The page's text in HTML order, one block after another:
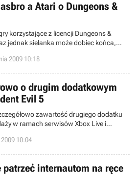
a Atari o Dungeons &
korzystające z licencji Dungeons &
jednak sielanka może dobiec końca,
Wizards of the Coast i tym samym
przeciwko Atari pozew o naruszenie
2009 10:18
o drugim dodatkowym
Evil 5
zawartość drugiego dodatku
w ramach serwisów Xbox Live i
marca przyszłego roku. Zgodnie z
nowego epizodu, w którym
10:04
internautom na ręce